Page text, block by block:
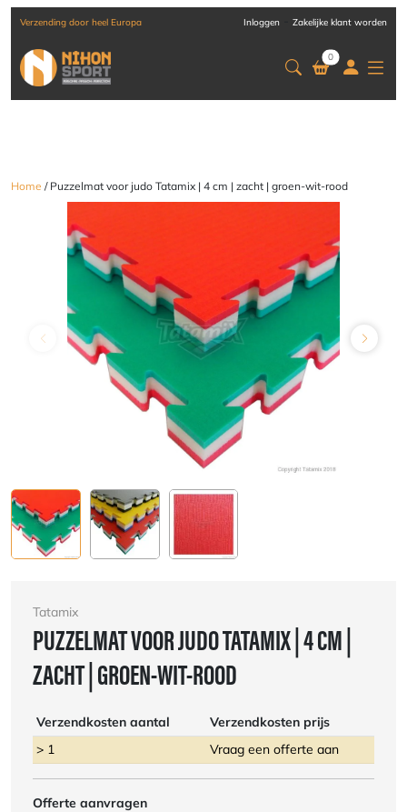
Verzending door heel Europa Inloggen Zakelijke klant worden
0
Home / Puzzelmat voor judo Tatamix | 4 cm | zacht | groen-wit-rood
Tatamix
PUZZELMAT VOOR JUDO TATAMIX | 4 CM |
ZACHT | GROEN-WIT-ROOD
Verzendkosten aantal
Verzendkosten prijs
> 1
Vraag een offerte aan
Offerte aanvragen